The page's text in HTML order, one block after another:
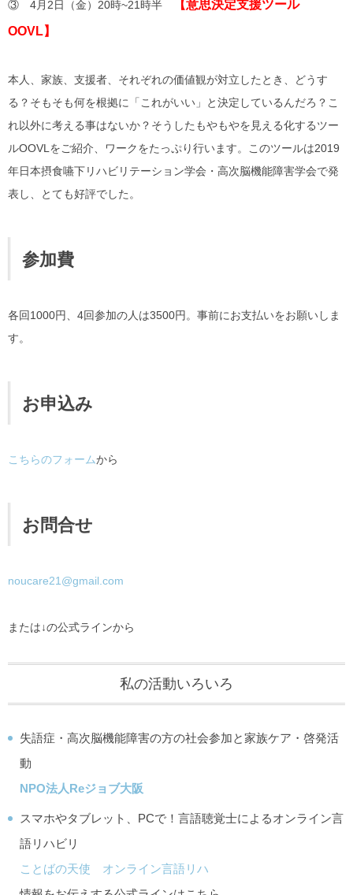
③ 4月2日（金）20時~21時半
【意思決定支援ツール
OOVL】
本人、家族、支援者、それぞれの価値観が対立したとき、どうす
る？そもそも何を根拠に「これがいい」と決定しているんだろ？こ
れ以外に考える事はないか？そうしたもやもやを見える化するツー
ルOOVLをご紹介、ワークをたっぷり行います。このツールは2019
年日本摂食嚥下リハビリテーション学会・高次脳機能障害学会で発
表し、とても好評でした。
参加費
各回1000円、4回参加の人は3500円。事前にお支払いをお願いしま
す。
お申込み
こちらのフォームから
お問合せ
noucare21@gmail.com
または↓の公式ラインから
私の活動いろいろ
失語症・高次脳機能障害の方の社会参加と家族ケア・啓発活
動
NPO法人Reジョブ大阪
スマホやタブレット、PCで！言語聴覚士によるオンライン言
語リハビリ
ことばの天使 オンライン言語リハ